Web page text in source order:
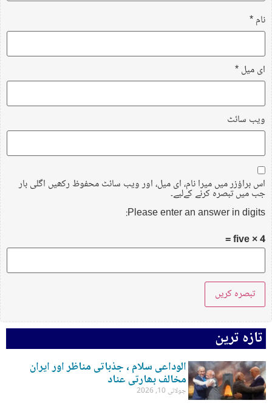
نام*
ای میل*
ویب‌ سائٹ
اس براؤزر میں میرا نام، ای میل، اور ویب سائٹ محفوظ رکھیں اگلی بار
جب میں تبصرہ کرنے کےلیے۔
Please enter an answer in digits:
five × 4 =
تازہ ترین
الوداعی سلام ، جذباتی مناظر اور ایران
مخالف بھارتی عناد
جولائی 10, 2026